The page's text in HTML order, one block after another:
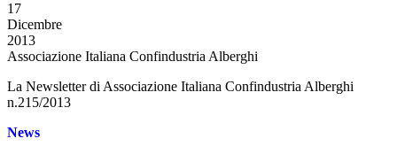
17
Dicembre
2013
Associazione Italiana Confindustria Alberghi
La Newsletter di Associazione Italiana Confindustria Alberghi
n.215/2013
News